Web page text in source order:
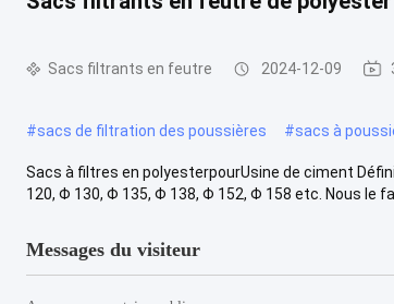
Sacs filtrants en feutre 2024-12-09
#sacs de filtration des poussières #sacs à
Sacs à filtres en polyesterpourUsine de ciment
120, Φ 130, Φ 135, Φ 138, Φ 152, Φ 158 etc. Nous le
Messages du visiteur